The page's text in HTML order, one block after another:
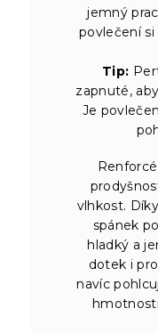
jemný
povlečení si
Tip:
zapnuté,
Je
vlhkost.
spánek
hladký a
dotek i
navíc